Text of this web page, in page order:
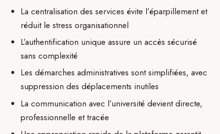
La centralisation des services évite l’éparpillement et
réduit le stress organisationnel
L’authentification unique assure un accès sécurisé
sans complexité
Les démarches administratives sont simplifiées, avec
suppression des déplacements inutiles
La communication avec l’université devient directe,
professionnelle et tracée